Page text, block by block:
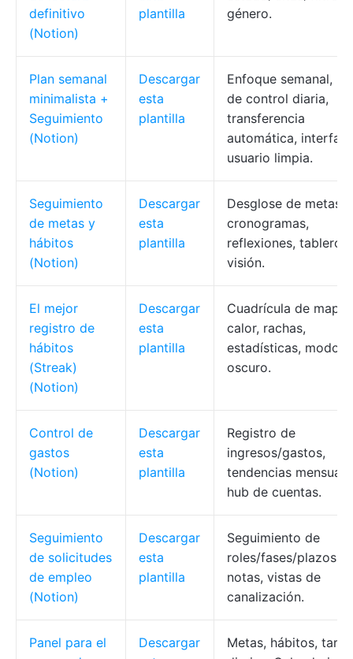
definitivo
(Notion)
plantilla
género.
Plan semanal
minimalista +
Seguimiento
(Notion)
Descargar
esta
plantilla
Enfoque semanal,
de control diaria,
transferencia
automática, interfaz
usuario limpia.
Seguimiento
de metas y
hábitos
(Notion)
Descargar
esta
plantilla
Desglose de metas,
cronogramas,
reflexiones, tablero
visión.
El mejor
registro de
hábitos
(Streak)
(Notion)
Descargar
esta
plantilla
Cuadrícula de mapa
calor, rachas,
estadísticas, modo
oscuro.
Control de
gastos
(Notion)
Descargar
esta
plantilla
Registro de
ingresos/gastos,
tendencias
hub de cuentas.
Seguimiento
de solicitudes
de empleo
(Notion)
Descargar
esta
plantilla
Seguimiento de
roles/fases/plazos,
notas, vistas de
canalización.
Panel para el
Descargar
Metas, hábitos,